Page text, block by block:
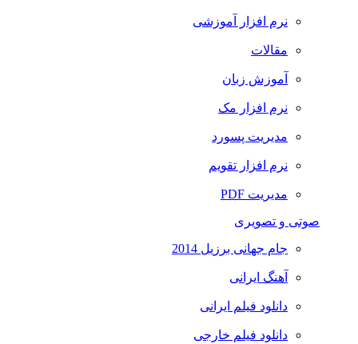
نرم افزار آموزشی
مقالات
آموزش زبان
نرم افزار مک
مدیریت پسورد
نرم افزار تقویم
مدیریت PDF
صوتی و تصویری
جام جهانی برزیل 2014
آهنگ ایرانی
دانلود فیلم ایرانی
دانلود فیلم خارجی